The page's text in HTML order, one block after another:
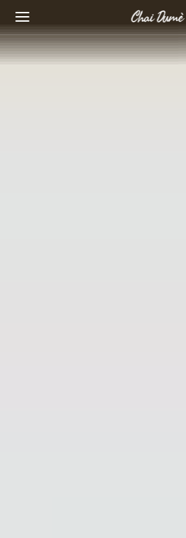
Chai Dumè